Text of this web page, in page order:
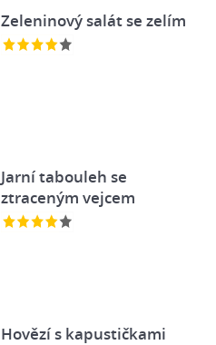
Zeleninový salát se zelím
Jarní tabouleh se
ztraceným vejcem
Hovězí s kapustičkami